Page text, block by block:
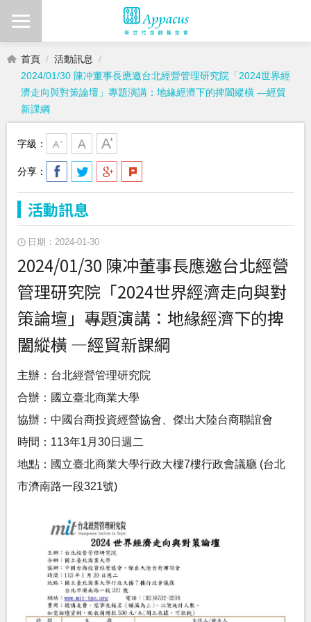
首頁
活動訊息
2024/01/30 陳冲董事長應邀台北經營管理研究院「2024世界經
濟走向與對策論壇」專題演講：地緣經濟下的捭闔縱橫 —經貿
新課綱
字級：
分享：
活動訊息
日期：2024-01-30
2024/01/30 陳冲董事長應邀台北經營
管理研究院「2024世界經濟走向與對
策論壇」專題演講：地緣經濟下的捭
闔縱橫 —經貿新課綱
主辦：台北經營管理研究院
合辦：國立臺北商業大學
協辦：中國台商投資經營協會、傑出大陸台商聯誼會
時間：113年1月30日週二
地點：國立臺北商業大學行政大樓7樓行政會議廳 (台北
市濟南路一段321號)